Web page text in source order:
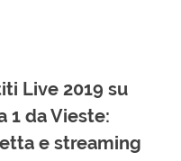
Live 2019 su
1 da Vieste:
e streaming